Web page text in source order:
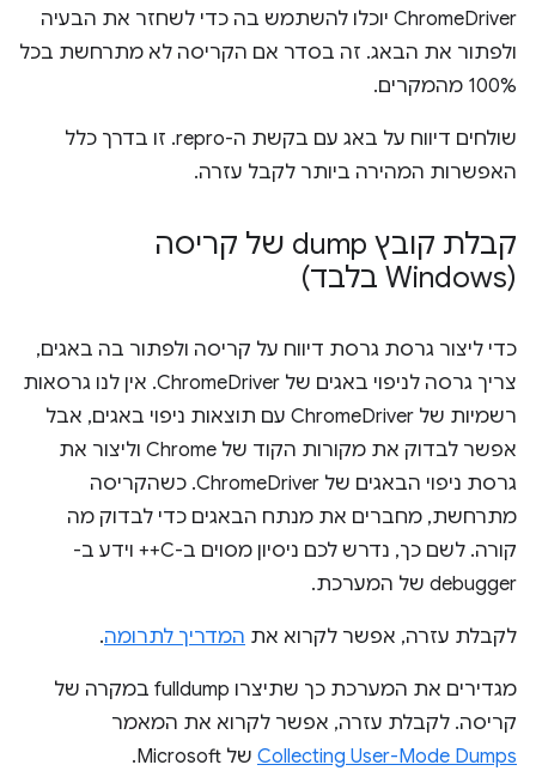
ChromeDriver יוכלו להשתמש בה כדי לשחזר את הבעיה
ולפתור את הבאג. זה בסדר אם הקריסה לא מתרחשת בכל
100% מהמקרים.
שולחים דיווח על באג עם בקשת ה-repro. זו בדרך כלל
האפשרות המהירה ביותר לקבל עזרה.
קבלת קובץ dump של קריסה
(Windows בלבד)
כדי ליצור גרסת גרסת דיווח על קריסה ולפתור בה באגים,
צריך גרסה לניפוי באגים של ChromeDriver. אין לנו גרסאות
רשמיות של ChromeDriver עם תוצאות ניפוי באגים, אבל
אפשר לבדוק את מקורות הקוד של Chrome וליצור את
גרסת ניפוי הבאגים של ChromeDriver. כשהקריסה
מתרחשת, מחברים את מנתח הבאגים כדי לבדוק מה
קורה. לשם כך, נדרש לכם ניסיון מסוים ב-C++ וידע ב-
debugger של המערכת.
לקבלת עזרה, אפשר לקרוא את המדריך לתרומה.
מגדירים את המערכת כך שתיצרו fulldump במקרה של
קריסה. לקבלת עזרה, אפשר לקרוא את המאמר
Collecting User-Mode Dumps של Microsoft.